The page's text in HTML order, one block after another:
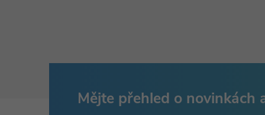
Mějte přehled o novinkách